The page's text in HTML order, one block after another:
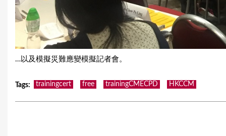
…以及模擬災難應變模擬記者會。
Tags: trainingcert free trainingCMECPD HKCCM